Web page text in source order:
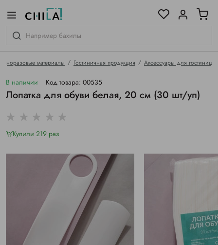
материалы Гостиничная продукция Аксессуары для гостиниц
В наличии Код товара: 00535
Лопатка для обуви белая, 20 см (30 шт/уп)
Купили 219 раз
гамме